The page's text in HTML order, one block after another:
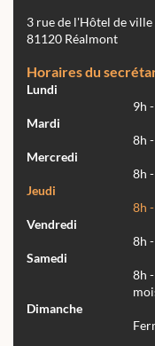
3 rue de l'Hôtel de ville
81120 Réalmont
Horaires du
Lundi
9h
Mardi
8h
Mercredi
8h
Jeudi
8h
Vendredi
8h
Samedi
8h
Dimanche